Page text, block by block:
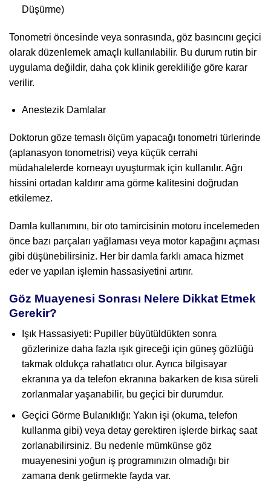
Düşürme)
Tonometri öncesinde veya sonrasında, göz basıncını geçici
olarak düzenlemek amaçlı kullanılabilir. Bu durum rutin bir
uygulama değildir, daha çok klinik gerekliliğe göre karar
verilir.
Anestezik Damlalar
Doktorun göze temaslı ölçüm yapacağı tonometri türlerinde
(aplanasyon tonometrisi) veya küçük cerrahi
müdahalelerde korneayı uyuşturmak için kullanılır. Ağrı
hissini ortadan kaldırır ama görme kalitesini doğrudan
etkilemez.
Damla kullanımını, bir oto tamircisinin motoru incelemeden
önce bazı parçaları yağlaması veya motor kapağını açması
gibi düşünebilirsiniz. Her bir damla farklı amaca hizmet
eder ve yapılan işlemin hassasiyetini artırır.
Göz Muayenesi Sonrası Nelere Dikkat Etmek
Gerekir?
Işık Hassasiyeti: Pupiller büyütüldükten sonra
gözlerinize daha fazla ışık gireceği için güneş gözlüğü
takmak oldukça rahatlatıcı olur. Ayrıca bilgisayar
ekranına ya da telefon ekranına bakarken de kısa süreli
zorlanmalar yaşanabilir, bu geçici bir durumdur.
Geçici Görme Bulanıklığı: Yakın işi (okuma, telefon
kullanma gibi) veya detay gerektiren işlerde birkaç saat
zorlanabilirsiniz. Bu nedenle mümkünse göz
muayenesini yoğun iş programınızın olmadığı bir
zamana denk getirmekte fayda var.